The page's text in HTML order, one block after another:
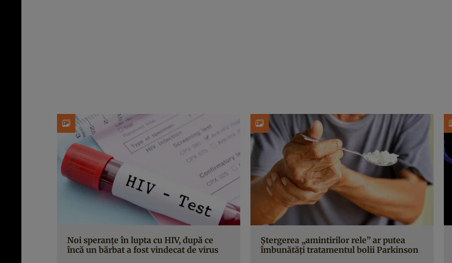
Noi speranțe în lupta cu HIV, după ce
încă un bărbat a fost vindecat de virus
Ștergerea „amintirilor rele” ar putea
îmbunătăți tratamentul bolii Parkinson